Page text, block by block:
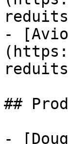
-
##
-